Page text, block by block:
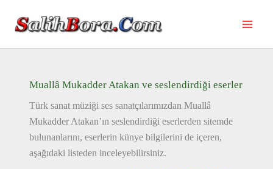
Muallâ Mukadder Atakan ve seslendirdiği eserler
Türk sanat müziği ses sanatçılarımızdan Muallâ
Mukadder Atakan’ın seslendirdiği eserlerden sitemde
bulunanlarını, eserlerin künye bilgilerini de içeren,
aşağıdaki listeden inceleyebilirsiniz.